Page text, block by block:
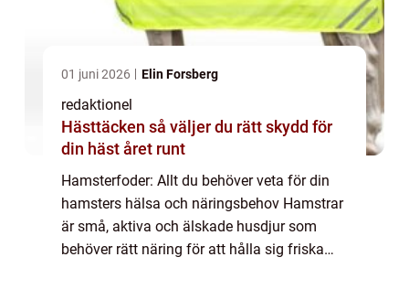
01 juni 2026 Elin Forsberg
redaktionel
Hästtäcken så väljer du rätt skydd för
din häst året runt
Hamsterfoder: Allt du behöver veta för din
hamsters hälsa och näringsbehov Hamstrar
är små, aktiva och älskade husdjur som
behöver rätt näring för att hålla sig friska